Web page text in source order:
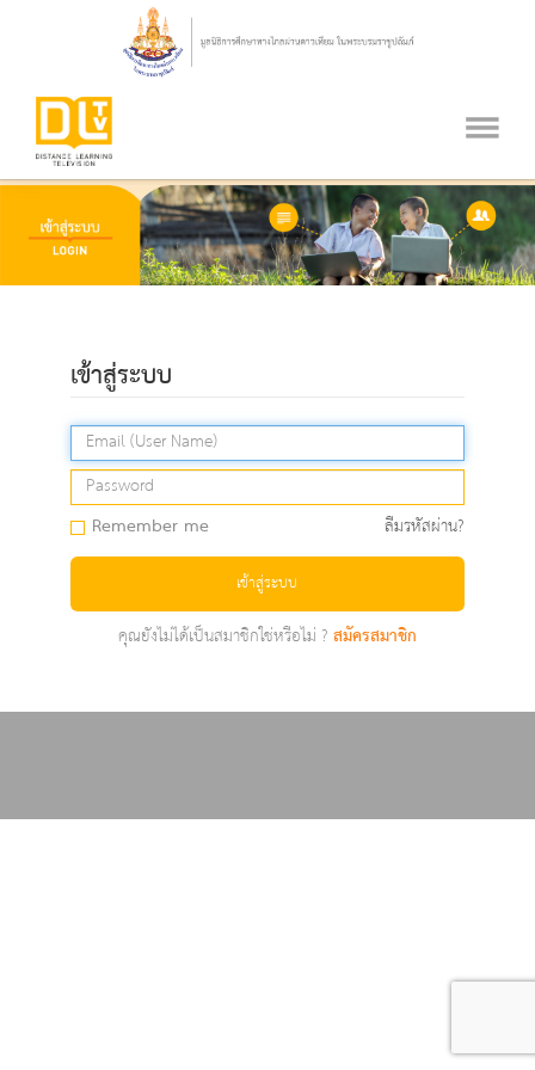
เข้าสู่ระบบ
Remember me ลืมรหัสผ่าน?
เข้าสู่ระบบ
คุณยังไม่ได้เป็นสมาชิกใช่หรือไม่ ?สมัครสมาชิก